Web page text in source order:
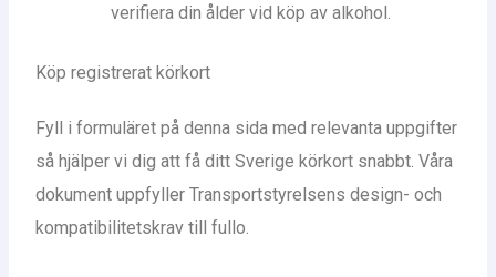
verifiera din ålder vid köp av alkohol.
Köp registrerat körkort
Fyll i formuläret på denna sida med relevanta uppgifter
så hjälper vi dig att få ditt Sverige körkort snabbt. Våra
dokument uppfyller Transportstyrelsens design- och
kompatibilitetskrav till fullo.